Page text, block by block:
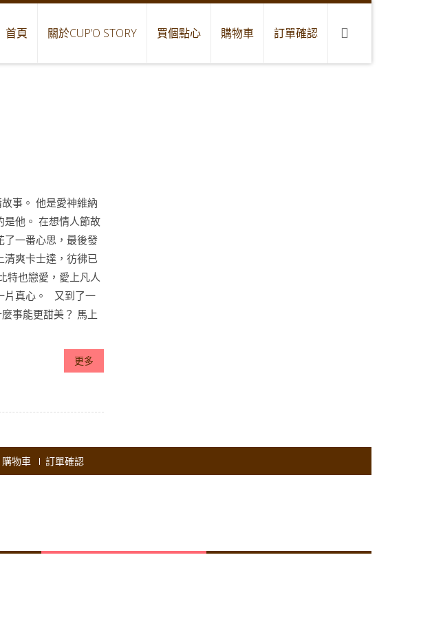
首頁 關於CUP’O STORY 買個點心 購物車 訂單確認
事。 他是愛神維納
是他。 在想情人節故
了一番心思，最後發
清爽卡士達，彷彿已
特也戀愛，愛上凡人
片真心。 又到了一
事能更甜美？ 馬上
更多
購物車 訂單確認